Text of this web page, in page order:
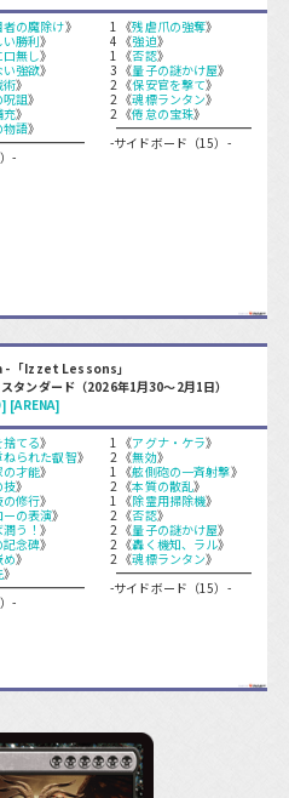
者の魔除け》
い勝利》
口無し》
い強欲》
術》
呪詛》
充》
物語》
-
1 《残虐爪の強奪》
4 《強迫》
1 《否認》
3 《量子の謎かけ屋》
2 《保安官を撃て》
2 《魂標ランタン》
2 《倦怠の宝珠》
-サイドボード（15）-
「Izzet Lessons」
タンダード（2026年1月30～2月1日）
[ARENA]
捨てる》
られた叡智》
の才能》
技》
の修行》
ーの表演》
潤う！》
記念碑》
》
》
-
1 《アグナ・ケラ》
2 《無効》
1 《舷側砲の一斉射撃》
2 《本質の散乱》
1 《除霊用掃除機》
2 《否認》
2 《量子の謎かけ屋》
2 《轟く機知、ラル》
2 《魂標ランタン》
-サイドボード（15）-